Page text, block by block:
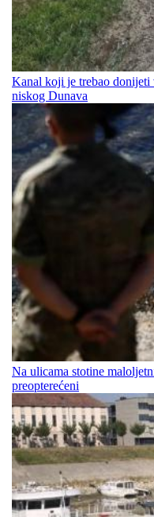
Kanal koji je trebao donijeti
niskog Dunava
Na ulicama stotine
preopterećeni